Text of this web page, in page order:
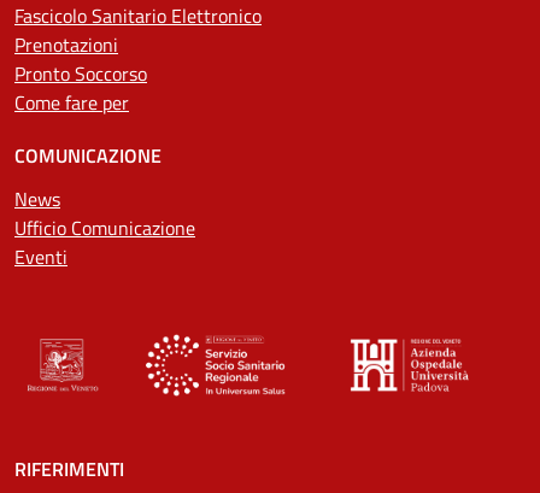
Fascicolo Sanitario Elettronico
Prenotazioni
Pronto Soccorso
Come fare per
COMUNICAZIONE
News
Ufficio Comunicazione
Eventi
RIFERIMENTI